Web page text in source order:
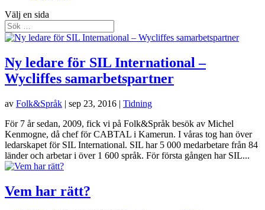
Välj en sida
Ny ledare för SIL International –
Wycliffes samarbetspartner
av Folk&Språk | sep 23, 2016 | Tidning
För 7 år sedan, 2009, fick vi på Folk&Språk besök av Michel
Kenmogne, då chef för CABTAL i Kamerun. I våras tog han över
ledarskapet för SIL International. SIL har 5 000 medarbetare från 84
länder och arbetar i över 1 600 språk. För första gången har SIL...
Vem har rätt?